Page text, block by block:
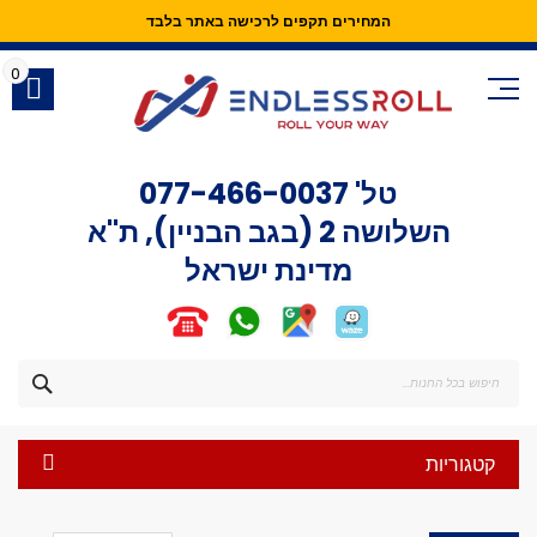
המחירים תקפים לרכישה באתר בלבד
Skip
Content
טל' 077-466-0037
השלושה 2 (בגב הבניין), ת"א
מדינת ישראל
0
קטגוריות